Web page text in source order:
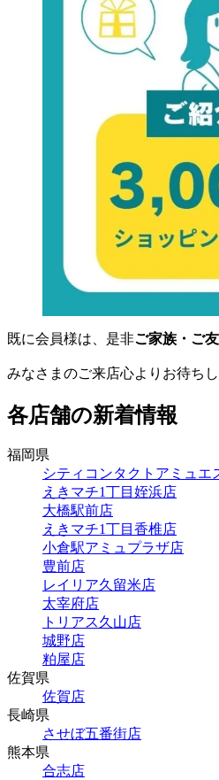
既に会員様は、是非ご家族・ご
みなさまのご来店心よりお待ち
各店舗の新着情報
福岡県
シティコンタクトアミュエ
えきマチ1丁目姪浜店
大橋駅前店
えきマチ1丁目香椎店
小倉駅アミュプラザ店
豊前店
レイリア久留米店
太宰府店
トリアス久山店
城野店
粕屋店
佐賀県
佐賀店
長崎県
させぼ五番街店
熊本県
合志店